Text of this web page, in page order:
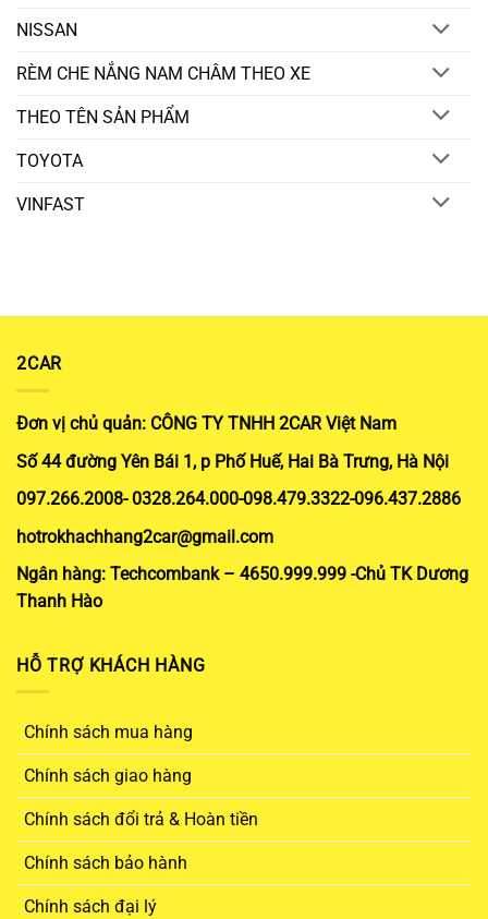
NISSAN
RÈM CHE NẮNG NAM CHÂM THEO XE
THEO TÊN SẢN PHẨM
TOYOTA
VINFAST
2CAR
Đơn vị chủ quản: CÔNG TY TNHH 2CAR Việt Nam
Số 44 đường Yên Bái 1, p Phố Huế, Hai Bà Trưng, Hà Nội
097.266.2008- 0328.264.000-098.479.3322-096.437.2886
hotrokhachhang2car@gmail.com
Ngân hàng: Techcombank – 4650.999.999 -Chủ TK Dương
Thanh Hào
HỖ TRỢ KHÁCH HÀNG
Chính sách mua hàng
Chính sách giao hàng
Chính sách đổi trả & Hoàn tiền
Chính sách bảo hành
Chính sách đại lý